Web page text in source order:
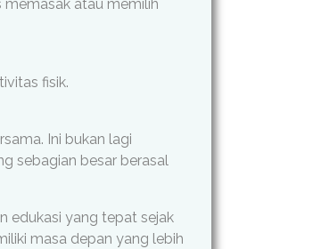
atau memilih
fisik.
Ini bukan lagi
sebagian besar berasal
edukasi yang tepat sejak
masa depan yang lebih